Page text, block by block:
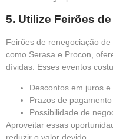
5. Utilize Feirões
Feirões de renegociação
como Serasa e Procon,
dívidas. Esses eventos
Descontos em juros e
Prazos de
Possibilidade de
Aproveitar essas